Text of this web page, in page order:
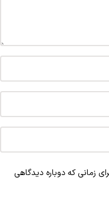
زمانی که دوباره دیدگاهی